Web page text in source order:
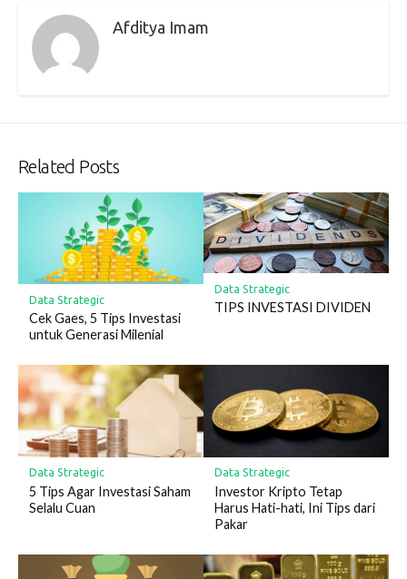
Afditya Imam
Related Posts
Data Strategic
Cek Gaes, 5 Tips Investasi
untuk Generasi Milenial
Data Strategic
TIPS INVESTASI DIVIDEN
Data Strategic
5 Tips Agar Investasi Saham
Selalu Cuan
Data Strategic
Investor Kripto Tetap
Harus Hati-hati, Ini Tips dari
Pakar